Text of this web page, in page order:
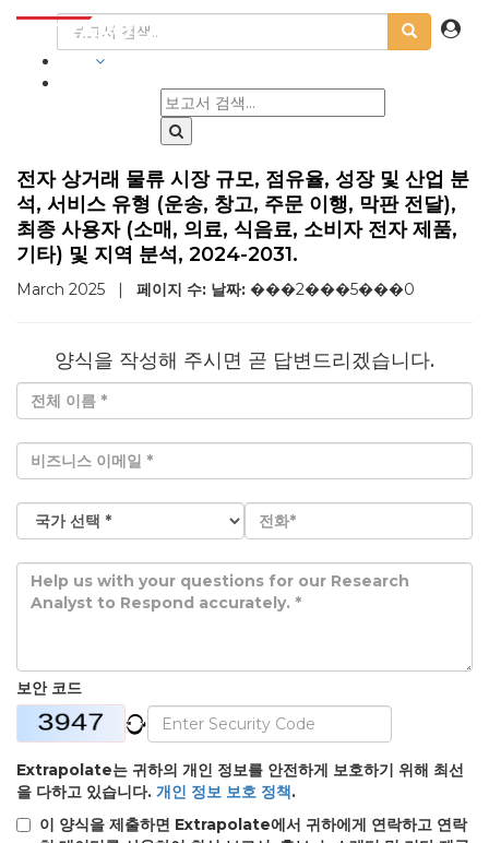
전자 상거래 물류 시장 규모, 점유율, 성장 및 산업 분
석, 서비스 유형 (운송, 창고, 주문 이행, 막판 전달),
최종 사용자 (소매, 의료, 식음료, 소비자 전자 제품,
기타) 및 지역 분석, 2024-2031.
March 2025 | 페이지 수: 날짜: ���2���5���0
양식을 작성해 주시면 곧 답변드리겠습니다.
보안 코드
Extrapolate는 귀하의 개인 정보를 안전하게 보호하기 위해 최선
을 다하고 있습니다. 개인 정보 보호 정책.
이 양식을 제출하면 Extrapolate에서 귀하에게 연락하고 연락